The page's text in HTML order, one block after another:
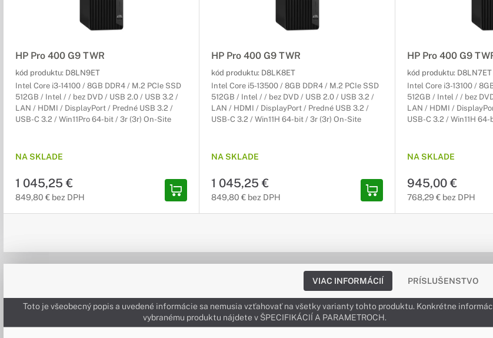
HP Pro 400 G9 TWR
kód produktu: D8LN9ET
Intel Core i3-14100 / 8GB DDR4 / M.2 PCIe SSD
512GB / Intel / / bez DVD / USB 2.0 / USB 3.2 /
LAN / HDMI / DisplayPort / Predné USB 3.2 /
USB-C 3.2 / Win11Pro 64-bit / 3r (3r) On-Site
NA SKLADE
1 045,25 €
849,80 € bez DPH
HP Pro 400 G9 TWR
kód produktu: D8LK8ET
Intel Core i5-13500 / 8GB DDR4 / M.2 PCIe SSD
512GB / Intel / / bez DVD / USB 2.0 / USB 3.2 /
LAN / HDMI / DisplayPort / Predné USB 3.2 /
USB-C 3.2 / Win11H 64-bit / 3r (3r) On-Site
NA SKLADE
1 045,25 €
849,80 € bez DPH
HP Pro 400 G9
kód produktu: D8LN7ET
Intel Core i3-13100 /
512GB / Intel / / bez
LAN / HDMI /
USB-C 3.2 / Win11H
NA SKLADE
945,00 €
768,29 € bez DPH
VIAC INFORMÁCIÍ PRÍSLUŠENSTVO
Toto je všeobecný popis a uvedené informácie sa nemusia vzťahovať na všetky varianty tohto produktu. Konkrétne
vybranému produktu nájdete v ŠPECIFIKÁCIÍ A PARAMETROCH.